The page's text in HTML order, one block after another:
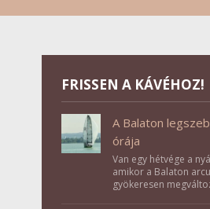
FRISSEN A KÁVÉHOZ!
A Balaton
órája
Van egy hétvége a
amikor a Balaton
gyökeresen